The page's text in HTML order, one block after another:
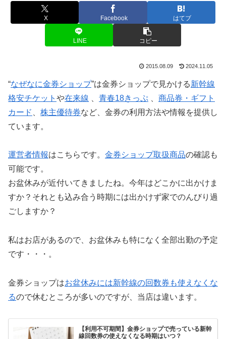
X Facebook はてブ
LINE コピー
2015.08.09 2024.11.05
“なぜなに金券ショップ”は金券ショップで見かける新幹線
格安チケット や在来線 青春18きっぷ
商品券・ギフト
カード
株主優待券など、金券の利用方法や情報を提供し
ています。
運営者情報はこちらです。 金券ショップ取扱商品の確認も
可能です。
お盆休みが近付いてきましたね。今年はどこかに出かけま
すか？それとも込み合う時期には出かけず家でのんびり過
ごしますか？
私はお店があるので、お盆休みも特になく全部出勤の予定
です・・・。
金券ショップはお盆休みには新幹線の回数券も使えなくな
るので休むところが多いのですが、当店は違います。
【利用不可期間】金券ショップで売っている新幹
線回数券の使えなくなる時期はいつ？